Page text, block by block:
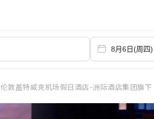
伦敦盖特威克机场假日酒店-洲际酒店集团旗下